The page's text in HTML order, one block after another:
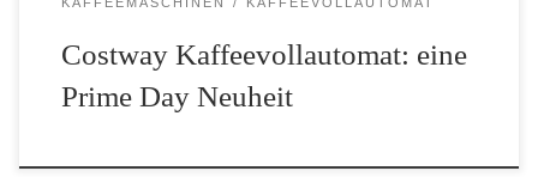
Costway Kaffeevollautomat: eine
Prime Day Neuheit